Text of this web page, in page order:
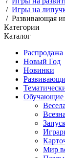
/ Игры на
/ Развивающая
Категории
Каталог
Распродажа
Новый Год
Новинки
Обучающие
Мир